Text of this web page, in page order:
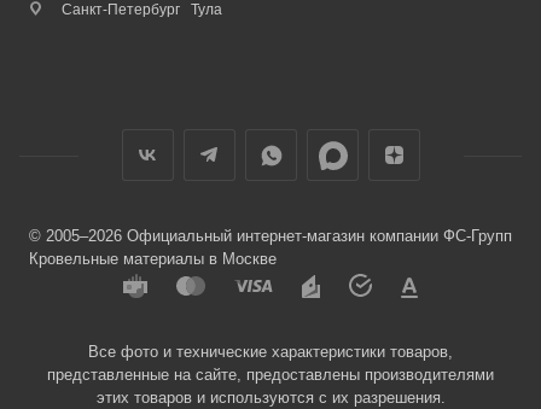
Санкт-Петербург Тула
© 2005–2026 Официальный интернет-магазин компании ФС-Групп
Кровельные материалы в Москве
Все фото и технические характеристики товаров,
представленные на сайте, предоставлены производителями
этих товаров и используются с их разрешения.